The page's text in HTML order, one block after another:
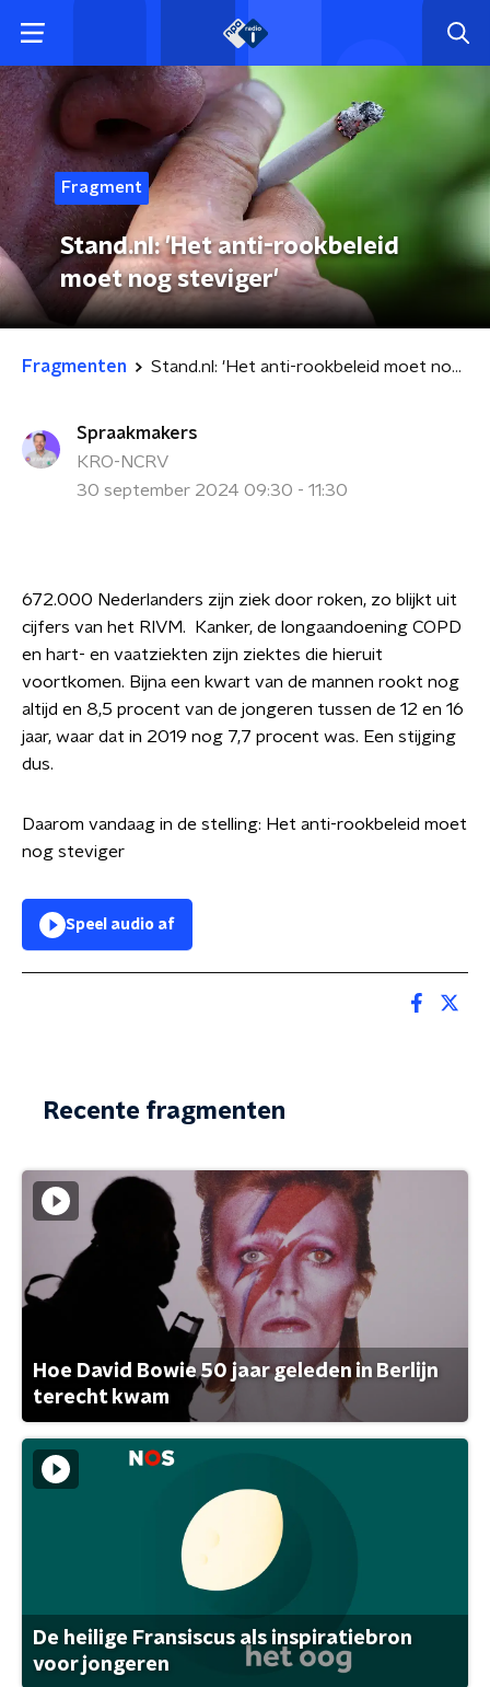
Fragment
Stand.nl: 'Het anti-rookbeleid
moet nog steviger'
Fragmenten Stand.nl: 'Het anti-rookbeleid moet nog steviger'
Spraakmakers
KRO-NCRV
30 september 2024 09:30 - 11:30
672.000 Nederlanders zijn ziek door roken, zo blijkt uit
cijfers van het RIVM. Kanker, de longaandoening COPD
en hart- en vaatziekten zijn ziektes die hieruit
voortkomen. Bijna een kwart van de mannen rookt nog
altijd en 8,5 procent van de jongeren tussen de 12 en 16
jaar, waar dat in 2019 nog 7,7 procent was. Een stijging
dus.
Daarom vandaag in de stelling: Het anti-rookbeleid moet
nog steviger
Speel audio af
Recente fragmenten
Hoe David Bowie 50 jaar geleden in Berlijn
terecht kwam
De heilige Fransiscus als inspiratiebron
voor jongeren